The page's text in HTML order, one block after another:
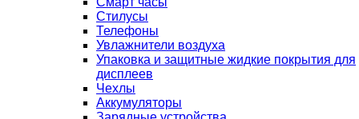
Стилусы
Телефоны
Увлажнители воздуха
Упаковка и защитные жидкие покрытия для
дисплеев
Чехлы
Аккумуляторы